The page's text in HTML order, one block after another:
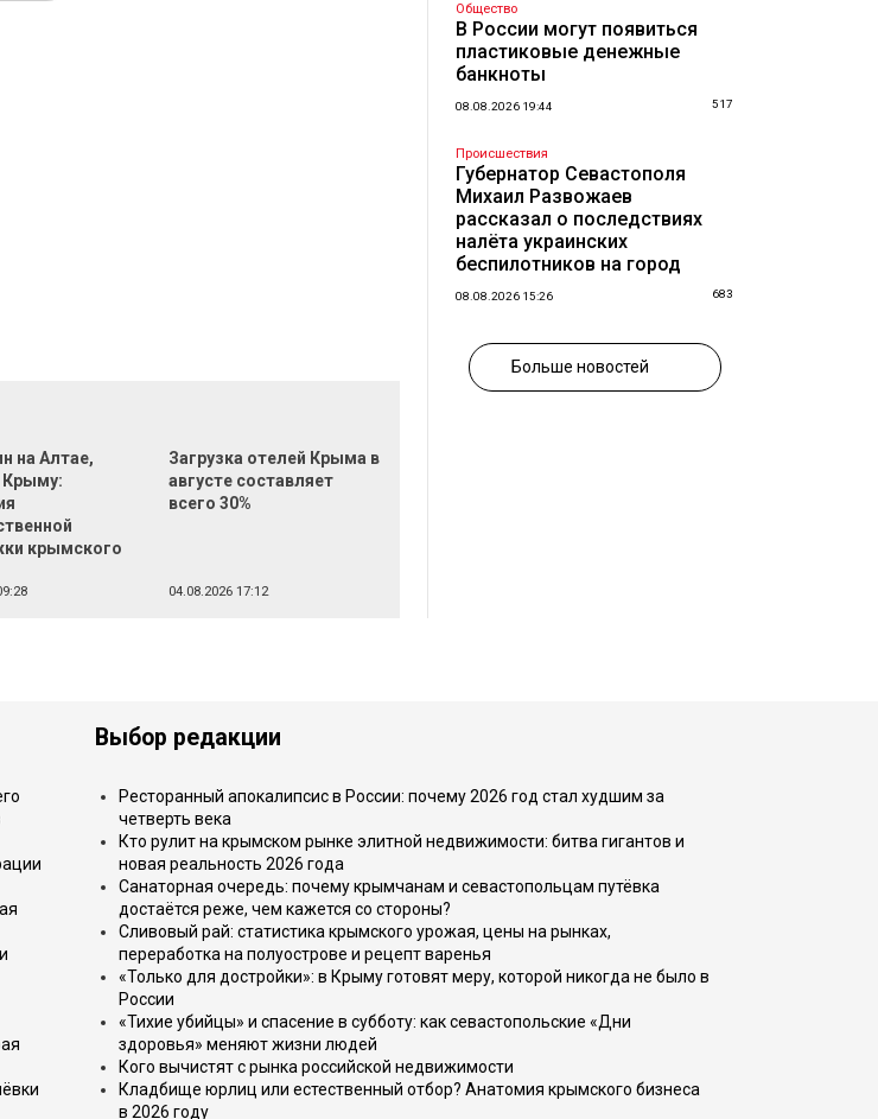
на Алтае,
Крыму:
крымского
Загрузка отелей Крыма в
августе составляет
всего 30%
04.08.2026 17:12
Общество
В России могут появиться
пластиковые денежные
банкноты
08.08.2026 19:44 517
Происшествия
Губернатор Севастополя
Михаил Развожаев
рассказал о последствиях
налёта украинских
беспилотников на город
08.08.2026 15:26 683
Больше новостей
Выбор редакции
Ресторанный апокалипсис в России: почему 2026 год стал худшим за
четверть века
Кто рулит на крымском рынке элитной недвижимости: битва гигантов и
новая реальность 2026 года
Санаторная очередь: почему крымчанам и севастопольцам путёвка
достаётся реже, чем кажется со стороны?
Сливовый рай: статистика крымского урожая, цены на рынках,
переработка на полуострове и рецепт варенья
«Только для достройки»: в Крыму готовят меру, которой никогда не было в
России
«Тихие убийцы» и спасение в субботу: как севастопольские «Дни
здоровья» меняют жизни людей
Кого вычистят с рынка российской недвижимости
Кладбище юрлиц или естественный отбор? Анатомия крымского бизнеса
в 2026 году